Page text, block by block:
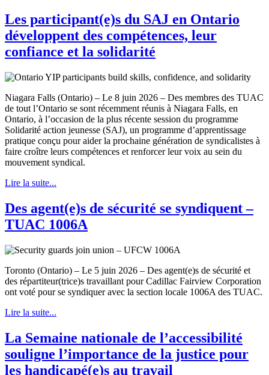
Les participant(e)s du SAJ en Ontario
développent des compétences, leur
confiance et la solidarité
Niagara Falls (Ontario) – Le 8 juin 2026 – Des membres des TUAC
de tout l’Ontario se sont récemment réunis à Niagara Falls, en
Ontario, à l’occasion de la plus récente session du programme
Solidarité action jeunesse (SAJ), un programme d’apprentissage
pratique conçu pour aider la prochaine génération de syndicalistes à
faire croître leurs compétences et renforcer leur voix au sein du
mouvement syndical.
Lire la suite...
Des agent(e)s de sécurité se syndiquent –
TUAC 1006A
Toronto (Ontario) – Le 5 juin 2026 – Des agent(e)s de sécurité et
des répartiteur(trice)s travaillant pour Cadillac Fairview Corporation
ont voté pour se syndiquer avec la section locale 1006A des TUAC.
Lire la suite...
La Semaine nationale de l’accessibilité
souligne l’importance de la justice pour
les handicapé(e)s au travail